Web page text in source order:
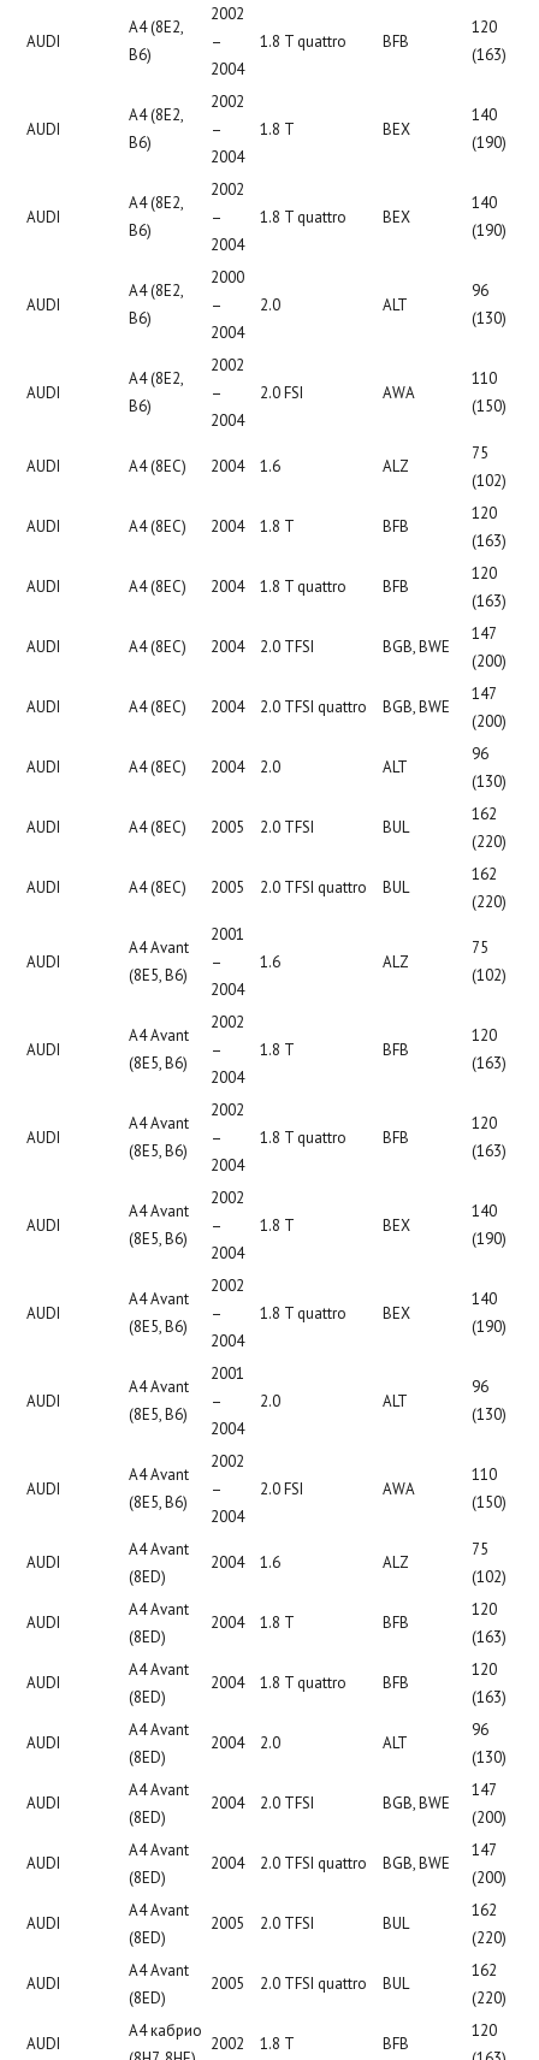
AUDI
A4 (8E2,
B6)
2002
–
2004
1.8 T quattro BFB
120
(163)
AUDI
A4 (8E2,
B6)
2002
–
2004
1.8 T BEX
140
(190)
AUDI
A4 (8E2,
B6)
2002
–
2004
1.8 T quattro BEX
140
(190)
AUDI
A4 (8E2,
B6)
2000
–
2004
2.0 ALT
96
(130)
AUDI
A4 (8E2,
B6)
2002
–
2004
2.0 FSI AWA
110
(150)
AUDI A4 (8EC) 2004 1.6 ALZ
75
(102)
AUDI A4 (8EC) 2004 1.8 T BFB
120
(163)
AUDI A4 (8EC) 2004 1.8 T quattro BFB
120
(163)
AUDI A4 (8EC) 2004 2.0 TFSI BGB, BWE
147
(200)
AUDI A4 (8EC) 2004 2.0 TFSI quattro BGB, BWE
147
(200)
AUDI A4 (8EC) 2004 2.0 ALT
96
(130)
AUDI A4 (8EC) 2005 2.0 TFSI BUL
162
(220)
AUDI A4 (8EC) 2005 2.0 TFSI quattro BUL
162
(220)
AUDI
A4 Avant
(8E5, B6)
2001
–
2004
1.6 ALZ
75
(102)
AUDI
A4 Avant
(8E5, B6)
2002
–
2004
1.8 T BFB
120
(163)
AUDI
A4 Avant
(8E5, B6)
2002
–
2004
1.8 T quattro BFB
120
(163)
AUDI
A4 Avant
(8E5, B6)
2002
–
2004
1.8 T BEX
140
(190)
AUDI
A4 Avant
(8E5, B6)
2002
–
2004
1.8 T quattro BEX
140
(190)
AUDI
A4 Avant
(8E5, B6)
2001
–
2004
2.0 ALT
96
(130)
AUDI
A4 Avant
(8E5, B6)
2002
–
2004
2.0 FSI AWA
110
(150)
AUDI
A4 Avant
(8ED)
2004 1.6 ALZ
75
(102)
AUDI
A4 Avant
(8ED)
2004 1.8 T BFB
120
(163)
AUDI
A4 Avant
(8ED)
2004 1.8 T quattro BFB
120
(163)
AUDI
A4 Avant
(8ED)
2004 2.0 ALT
96
(130)
AUDI
A4 Avant
(8ED)
2004 2.0 TFSI BGB, BWE
147
(200)
AUDI
A4 Avant
(8ED)
2004 2.0 TFSI quattro BGB, BWE
147
(200)
AUDI
A4 Avant
(8ED)
2005 2.0 TFSI BUL
162
(220)
AUDI
A4 Avant
(8ED)
2005 2.0 TFSI quattro BUL
162
(220)
AUDI
A4 кабрио
2002 1.8 T BFB
120